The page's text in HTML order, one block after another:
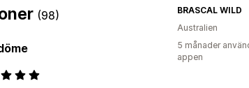
(98)
BRASCAL WILD
Australien
5 månader
appen